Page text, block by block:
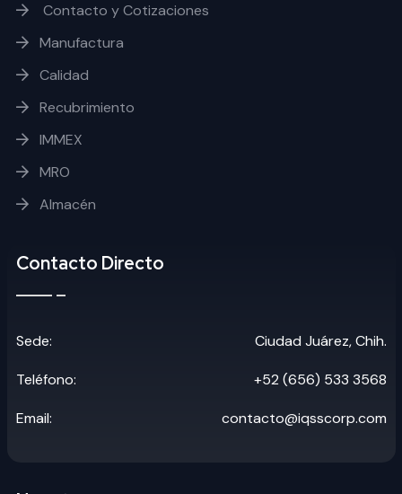
Contacto y Cotizaciones
Manufactura
Calidad
Recubrimiento
IMMEX
MRO
Almacén
Contacto Directo
Sede: Ciudad Juárez, Chih.
Teléfono: +52 (656) 533 3568
Email: contacto@iqsscorp.com